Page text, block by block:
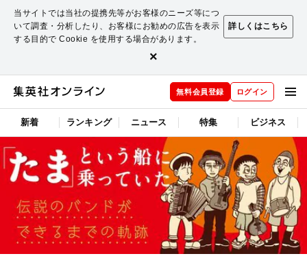
当サイトでは当社の提携先等がお客様のニーズ等につ
いて調査・分析したり、お客様にお勧めの広告を表示
する目的で Cookie を使用する場合があります。
詳しくはこちら
×
無料会員登録 ログイン
新着 ランキング ニュース 特集 ビジネス